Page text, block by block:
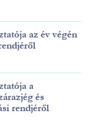
az év végén
a
és
rendjéről